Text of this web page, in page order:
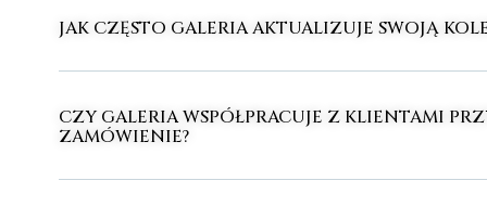
JAK CZĘSTO GALERIA AKTUALIZUJE SWOJĄ
CZY GALERIA WSPÓŁPRACUJE Z KLIENTAMI
ZAMÓWIENIE?